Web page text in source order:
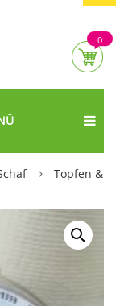
0
Topfen &